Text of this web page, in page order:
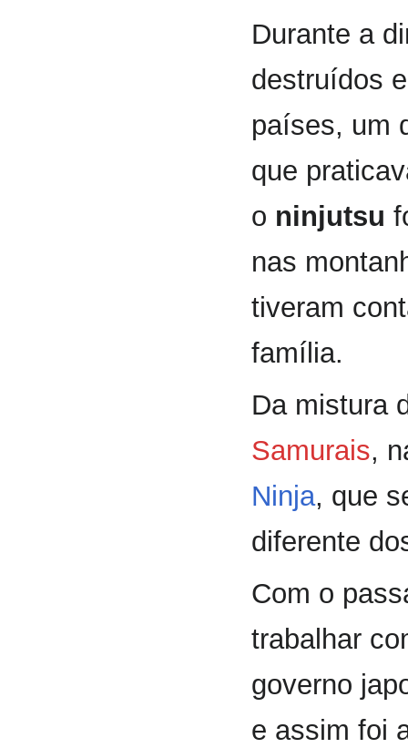
Durante a
destruídos
países, um
que
o ninjutsu
nas
tiveram
família.
Da mistura
Samurais,
Ninja, que
diferente
Com o
trabalhar
governo
e assim foi